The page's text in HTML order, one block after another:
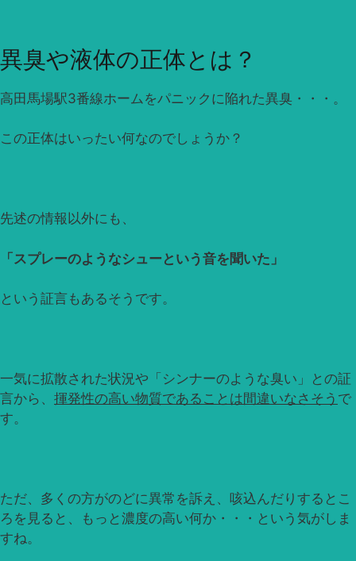
異臭や液体の正体とは？
高田馬場駅3番線ホームをパニックに陥れた異臭・・・。
この正体はいったい何なのでしょうか？
先述の情報以外にも、
「スプレーのようなシューという音を聞いた」
という証言もあるそうです。
一気に拡散された状況や「シンナーのような臭い」との証
言から、 揮発性の高い物質であることは間違いなさそう で
す。
ただ、多くの方がのどに異常を訴え、咳込んだりするとこ
ろを見ると、もっと濃度の高い何か・・・という気がしま
すね。